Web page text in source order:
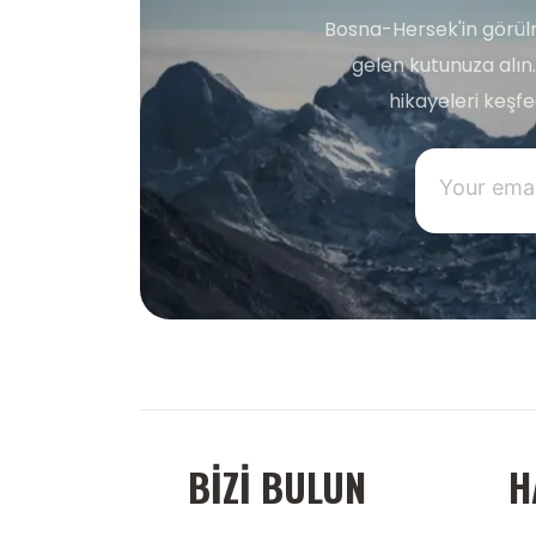
Bosna-Hersek'in
gelen kutunuza
hikayeleri
BIZI BULUN